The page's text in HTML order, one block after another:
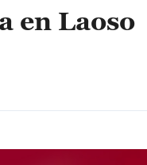
en Laoso